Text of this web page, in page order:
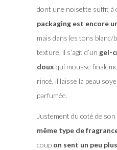
dont une noisette suffit à
packaging est encore
mais dans les tons blanc/
texture, il s’agit d’un gel-
doux qui mousse
rincé, il laisse la peau
parfumée.
Justement du coté de
même type de
coup on sent un peu